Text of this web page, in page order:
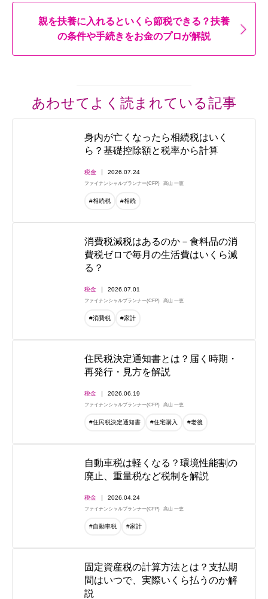
親を扶養に入れるといくら節税できる？扶養
の条件や手続きをお金のプロが解説
あわせてよく読まれている記事
身内が亡くなったら相続税はいく
ら？基礎控除額と税率から計算
税金 2026.07.24
ファイナンシャルプランナー(CFP) 高山 一恵
#相続税 #相続
消費税減税はあるのか－食料品の消
費税ゼロで毎月の生活費はいくら減
る？
税金 2026.07.01
ファイナンシャルプランナー(CFP) 高山 一恵
#消費税 #家計
住民税決定通知書とは？届く時期・
再発行・見方を解説
税金 2026.06.19
ファイナンシャルプランナー(CFP) 高山 一恵
#住民税決定通知書 #住宅購入 #老後
自動車税は軽くなる？環境性能割の
廃止、重量税など税制を解説
税金 2026.04.24
ファイナンシャルプランナー(CFP) 高山 一恵
#自動車税 #家計
固定資産税の計算方法とは？支払期
間はいつで、実際いくら払うのか解
説